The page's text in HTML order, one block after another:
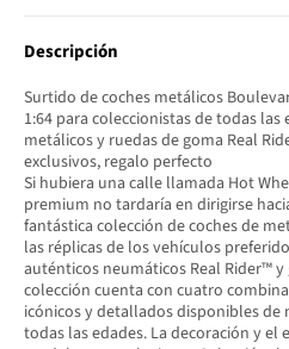
Descripción
Surtido de coches metálicos
1:64 para coleccionistas de todas
metálicos y ruedas de goma Real
exclusivos, regalo perfecto
Si hubiera una calle llamada Hot
premium no tardaría en dirigirse
fantástica colección de coches de
las réplicas de los vehículos
auténticos neumáticos Real Rider™
colección cuenta con cuatro
icónicos y detallados disponibles de
todas las edades. La decoración y el